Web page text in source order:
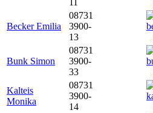
Becker Emilia
08731
3900-
13
Bunk Simon
08731
3900-
33
Kalteis
Monika
08731
3900-
14